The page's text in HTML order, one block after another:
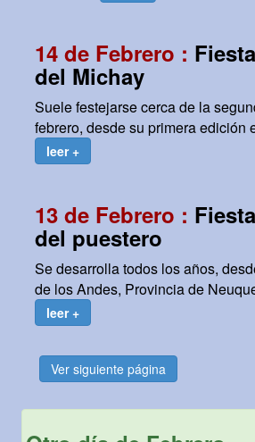
14 de Febrero :
del Michay
Suele festejarse cerca de la
febrero, desde su primera edición
leer +
13 de Febrero :
del puestero
Se desarrolla todos los años,
de los Andes, Provincia de
leer +
Ver siguiente página